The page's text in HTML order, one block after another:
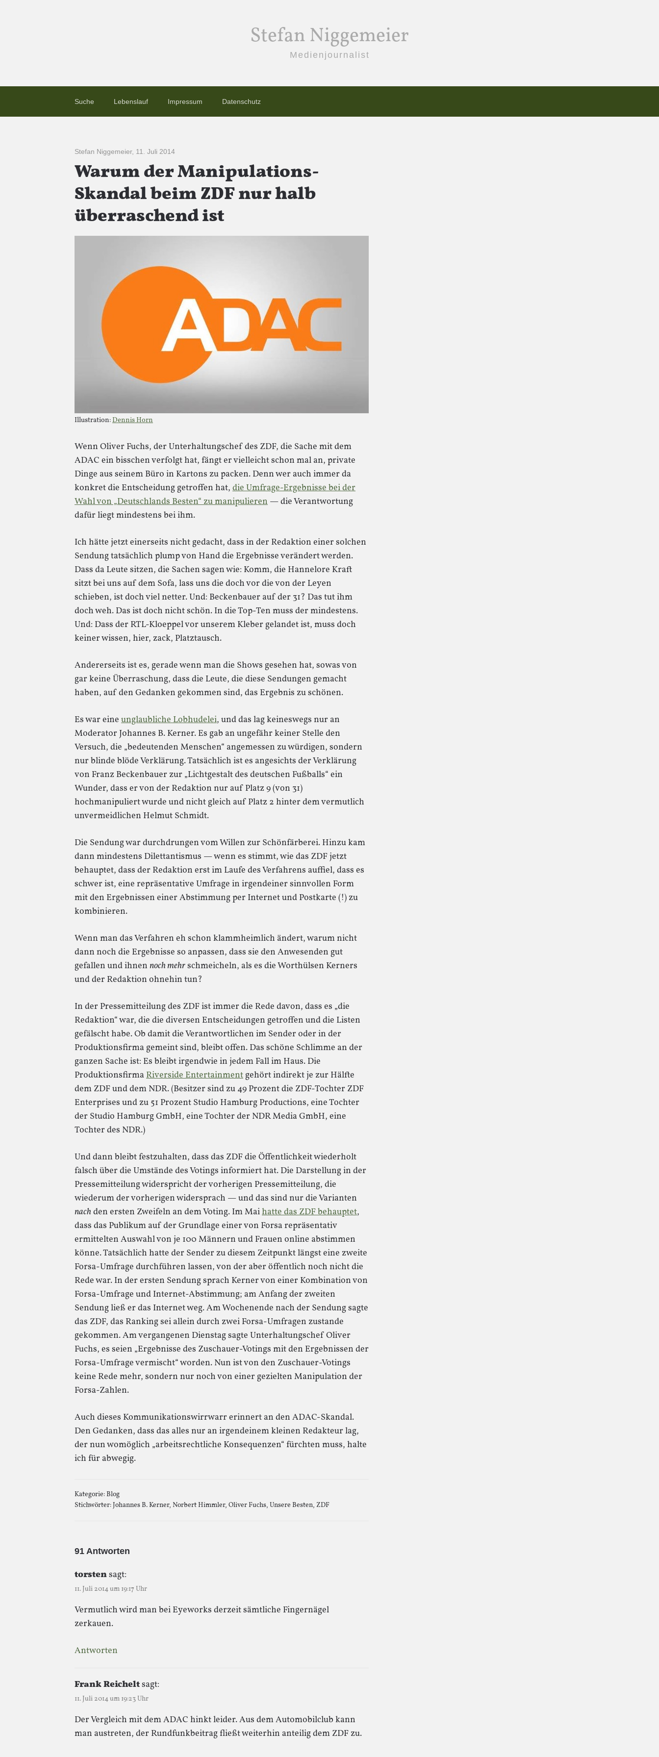
Stefan Niggemeier
Medienjournalist
Suche Lebenslauf Impressum Datenschutz
Stefan Niggemeier, 11. Juli 2014
Warum der Manipulations-
Skandal beim ZDF nur halb
überraschend ist
Illustration:Dennis Horn
Wenn Oliver Fuchs, der Unterhaltungschef des ZDF, die Sache mit dem
ADAC ein bisschen verfolgt hat, fängt er vielleicht schon mal an, private
Dinge aus seinem Büro in Kartons zu packen. Denn wer auch immer da
konkret die Entscheidung getroffen hat, die Umfrage-Ergebnisse bei der
Wahl von „Deutschlands Besten“ zu manipulieren — die Verantwortung
dafür liegt mindestens bei ihm.
Ich hätte jetzt einerseits nicht gedacht, dass in der Redaktion einer solchen
Sendung tatsächlich plump von Hand die Ergebnisse verändert werden.
Dass da Leute sitzen, die Sachen sagen wie: Komm, die Hannelore Kraft
sitzt bei uns auf dem Sofa, lass uns die doch vor die von der Leyen
schieben, ist doch viel netter. Und: Beckenbauer auf der 31? Das tut ihm
doch weh. Das ist doch nicht schön. In die Top-Ten muss der mindestens.
Und: Dass der RTL-Kloeppel vor unserem Kleber gelandet ist, muss doch
keiner wissen, hier, zack, Platztausch.
Andererseits ist es, gerade wenn man die Shows gesehen hat, sowas von
gar keine Überraschung, dass die Leute, die diese Sendungen gemacht
haben, auf den Gedanken gekommen sind, das Ergebnis zu schönen.
Es war eine unglaubliche Lobhudelei, und das lag keineswegs nur an
Moderator Johannes B. Kerner. Es gab an ungefähr keiner Stelle den
Versuch, die „bedeutenden Menschen“ angemessen zu würdigen, sondern
nur blinde blöde Verklärung. Tatsächlich ist es angesichts der Verklärung
von Franz Beckenbauer zur „Lichtgestalt des deutschen Fußballs“ ein
Wunder, dass er von der Redaktion nur auf Platz 9 (von 31)
hochmanipuliert wurde und nicht gleich auf Platz 2 hinter dem vermutlich
unvermeidlichen Helmut Schmidt.
Die Sendung war durchdrungen vom Willen zur Schönfärberei. Hinzu kam
dann mindestens Dilettantismus — wenn es stimmt, wie das ZDF jetzt
behauptet, dass der Redaktion erst im Laufe des Verfahrens auffiel, dass es
schwer ist, eine repräsentative Umfrage in irgendeiner sinnvollen Form
mit den Ergebnissen einer Abstimmung per Internet und Postkarte (!) zu
kombinieren.
Wenn man das Verfahren eh schon klammheimlich ändert, warum nicht
dann noch die Ergebnisse so anpassen, dass sie den Anwesenden gut
gefallen und ihnen noch mehrschmeicheln, als es die Worthülsen Kerners
und der Redaktion ohnehin tun?
In der Pressemitteilung des ZDF ist immer die Rede davon, dass es „die
Redaktion“ war, die die diversen Entscheidungen getroffen und die Listen
gefälscht habe. Ob damit die Verantwortlichen im Sender oder in der
Produktionsfirma gemeint sind, bleibt offen. Das schöne Schlimme an der
ganzen Sache ist: Es bleibt irgendwie in jedem Fall im Haus. Die
ProduktionsfirmaRiverside Entertainmentgehört indirekt je zur Hälfte
dem ZDF und dem NDR. (Besitzer sind zu 49 Prozent die ZDF-Tochter ZDF
Enterprises und zu 51 Prozent Studio Hamburg Productions, eine Tochter
der Studio Hamburg GmbH, eine Tochter der NDR Media GmbH, eine
Tochter des NDR.)
Und dann bleibt festzuhalten, dass das ZDF die Öffentlichkeit wiederholt
falsch über die Umstände des Votings informiert hat. Die Darstellung in der
Pressemitteilung widerspricht der vorherigen Pressemitteilung, die
wiederum der vorherigen widersprach — und das sind nur die Varianten
nachden ersten Zweifeln an dem Voting. Im Maihatte das ZDF behauptet,
dass das Publikum auf der Grundlage einer von Forsa repräsentativ
ermittelten Auswahl von je 100 Männern und Frauen online abstimmen
könne. Tatsächlich hatte der Sender zu diesem Zeitpunkt längst eine zweite
Forsa-Umfrage durchführen lassen, von der aber öffentlich noch nicht die
Rede war. In der ersten Sendung sprach Kerner von einer Kombination von
Forsa-Umfrage und Internet-Abstimmung; am Anfang der zweiten
Sendung ließ er das Internet weg. Am Wochenende nach der Sendung sagte
das ZDF, das Ranking sei allein durch zwei Forsa-Umfragen zustande
gekommen. Am vergangenen Dienstag sagte Unterhaltungschef Oliver
Fuchs, es seien „Ergebnisse des Zuschauer-Votings mit den Ergebnissen der
Forsa-Umfrage vermischt“ worden. Nun ist von den Zuschauer-Votings
keine Rede mehr, sondern nur noch von einer gezielten Manipulation der
Forsa-Zahlen.
Auch dieses Kommunikationswirrwarr erinnert an den ADAC-Skandal.
Den Gedanken, dass das alles nur an irgendeinem kleinen Redakteur lag,
der nun womöglich „arbeitsrechtliche Konsequenzen“ fürchten muss, halte
ich für abwegig.
Kategorie:Blog
Stichwörter:Johannes B. Kerner, Norbert Himmler, Oliver Fuchs, Unsere Besten, ZDF
91 Antworten
torstensagt:
11. Juli 2014 um 19:17 Uhr
Vermutlich wird man bei Eyeworks derzeit sämtliche Fingernägel
zerkauen.
Antworten
Frank Reicheltsagt:
11. Juli 2014 um 19:23 Uhr
Der Vergleich mit dem ADAC hinkt leider. Aus dem Automobilclub kann
man austreten, der Rundfunkbeitrag fließt weiterhin anteilig dem ZDF zu.